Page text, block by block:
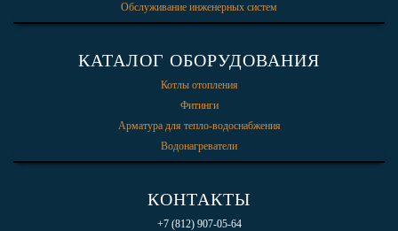
Обслуживание инженерных систем
КАТАЛОГ ОБОРУДОВАНИЯ
Котлы отопления
Фитинги
Арматура для тепло-водоснабжения
Водонагреватели
КОНТАКТЫ
+7 (812) 907-05-64